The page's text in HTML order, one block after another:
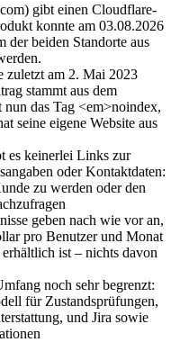
gibt einen Cloudflare-
konnte am 03.08.2026
der beiden Standorte aus
zuletzt am 2. Mai 2023
stammt aus dem
nun das Tag <em>noindex,
seine eigene Website aus
es keinerlei Links zur
oder Kontaktdaten:
zu werden oder den
geben nach wie vor an,
pro Benutzer und Monat
ist – nichts davon
noch sehr begrenzt:
für Zustandsprüfungen,
und Jira sowie